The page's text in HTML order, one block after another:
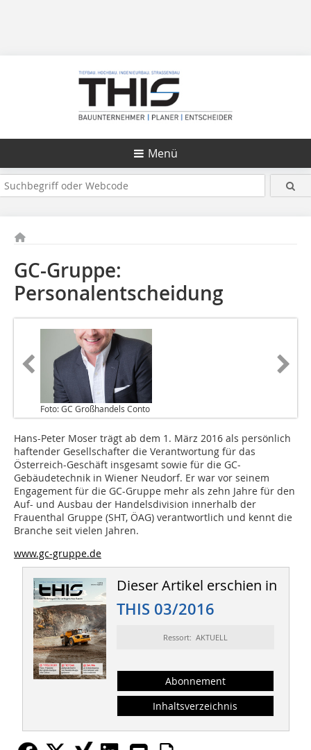
Menü
GC-Gruppe:
Personalentscheidung
Foto: GC Großhandels Conto
Hans-Peter Moser trägt ab dem 1. März 2016 als persönlich
haftender Gesellschafter die Verantwortung für das
Österreich-Geschäft insgesamt sowie für die GC-
Gebäudetechnik in Wiener Neudorf. Er war vor seinem
Engagement für die GC-Gruppe mehr als zehn Jahre für den
Auf- und Ausbau der Handelsdivision innerhalb der
Frauenthal Gruppe (SHT, ÖAG) verantwortlich und kennt die
Branche seit vielen Jahren.
www.gc-gruppe.de
Dieser Artikel erschien in
THIS 03/2016
Ressort: AKTUELL
Abonnement
Inhaltsverzeichnis